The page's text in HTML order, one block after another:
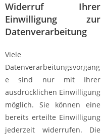
Widerruf Ihrer
Einwilligung zur
Datenverarbeitung
Viele
Datenverarbeitungsvorgäng
e sind nur mit Ihrer
ausdrücklichen Einwilligung
möglich. Sie können eine
bereits erteilte Einwilligung
jederzeit widerrufen. Die